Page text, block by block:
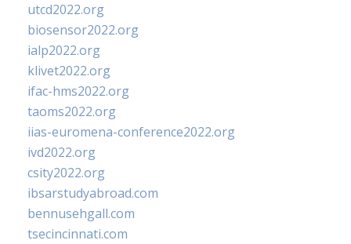
utcd2022.org
biosensor2022.org
ialp2022.org
klivet2022.org
ifac-hms2022.org
taoms2022.org
iias-euromena-conference2022.org
ivd2022.org
csity2022.org
ibsarstudyabroad.com
bennusehgall.com
tsecincinnati.com